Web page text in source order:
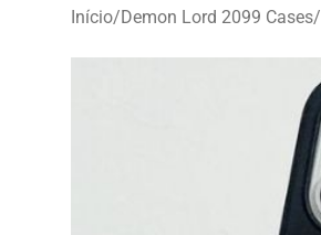
Início/Demon Lord 2099 Cases/